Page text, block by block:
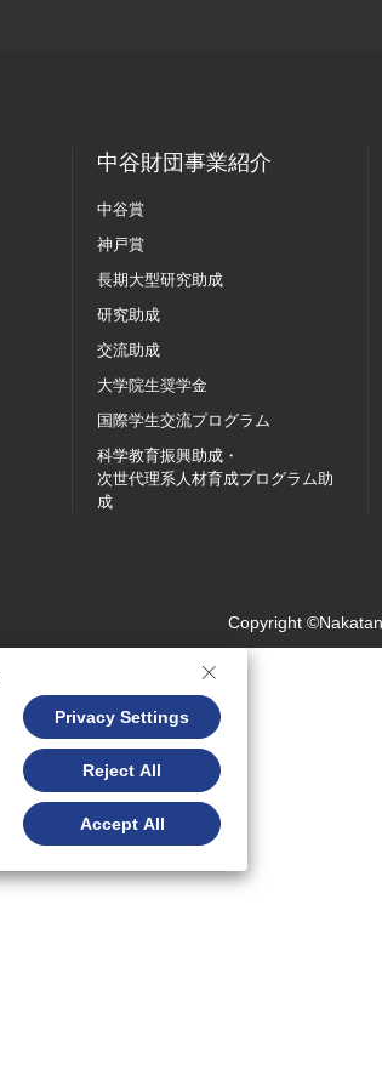
中谷財団事業紹介
中谷賞
神戸賞
長期大型研究助成
研究助成
交流助成
大学院生奨学金
国際学生交流プログラム
科学教育振興助成・
次世代理系人材育成プログラム助
成
Copyright
Privacy Settings
Reject All
Accept All